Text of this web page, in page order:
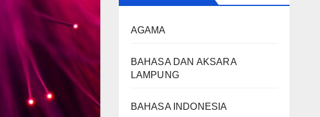
AGAMA
BAHASA DAN AKSARA
LAMPUNG
BAHASA INDONESIA